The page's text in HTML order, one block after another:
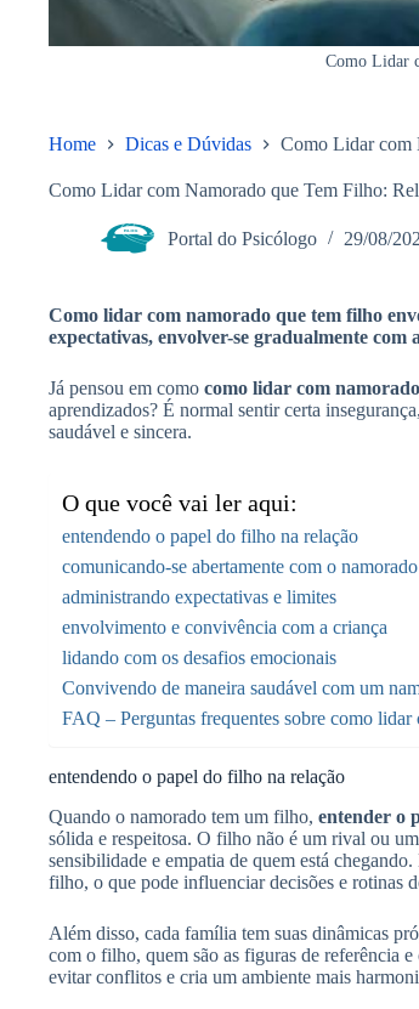
Como Lidar
Home Dicas e Dúvidas Como Lidar com
Como Lidar com Namorado que Tem Filho:
Portal do Psicólogo 29/08/
Como lidar com namorado que tem filho
expectativas, envolver-se gradualmente com
Já pensou em como como lidar com
aprendizados? É normal sentir certa
saudável e sincera.
O que você vai ler aqui:
entendendo o papel do filho na relação
comunicando-se abertamente com o namorado
administrando expectativas e limites
envolvimento e convivência com a criança
lidando com os desafios emocionais
Convivendo de maneira saudável com um
FAQ – Perguntas frequentes sobre como
entendendo o papel do filho na relação
Quando o namorado tem um filho, entender o
sólida e respeitosa. O filho não é um rival ou
sensibilidade e empatia de quem está
filho, o que pode influenciar decisões e rotinas
Além disso, cada família tem suas dinâmicas
com o filho, quem são as figuras de referência
evitar conflitos e cria um ambiente mais